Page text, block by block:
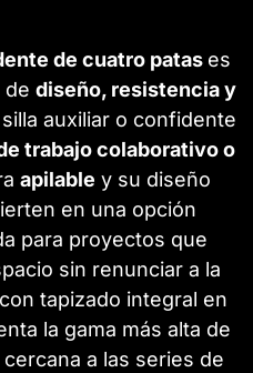
de cuatro patas es
de diseño, resistencia y
auxiliar o confidente
trabajo colaborativo o
apilable y su diseño
en una opción
para proyectos que
sin renunciar a la
tapizado integral en
la gama más alta de
a las series de